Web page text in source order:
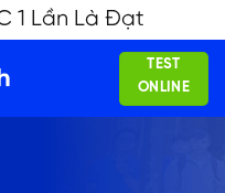
1 Lần Là Đạt
TEST
ONLINE